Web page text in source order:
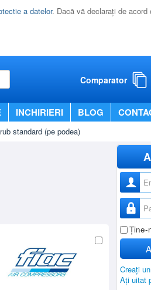
a datelor. Dacă vă declaraţi de
Comparator
INCHIRIERI BLOG
standard (pe podea)
Ţine-
Creaţi
Aţi uitat